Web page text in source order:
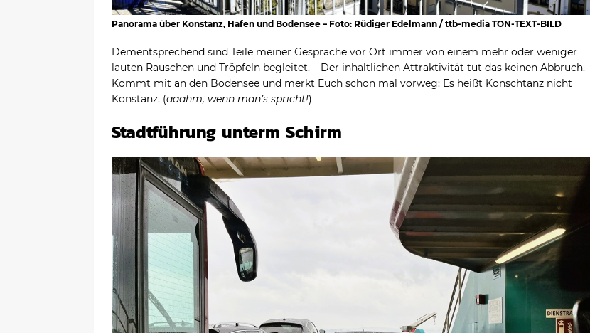
Panorama über Konstanz, Hafen und Bodensee – Foto: Rüdiger Edelmann / ttb-media TON-TEXT-BILD
Dementsprechend sind Teile meiner Gespräche vor Ort immer von einem mehr oder weniger
lauten Rauschen und Tröpfeln begleitet. – Der inhaltlichen Attraktivität tut das keinen Abbruch.
Kommt mit an den Bodensee und merkt Euch schon mal vorweg: Es heißt Konschtanz nicht
Konstanz. (ääähm, wenn man’s spricht!)
Stadtführung unterm Schirm